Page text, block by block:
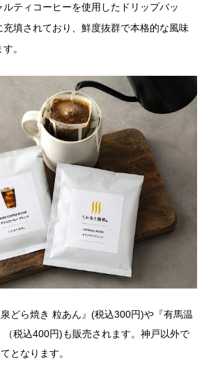
ルティコーヒーを使用したドリップバッ
充填されており、鮮度抜群で本格的な風味
。
どら焼き 粒あん』(税込300円)や『有馬温
（税込400円)も販売されます。神戸以外で
となります。